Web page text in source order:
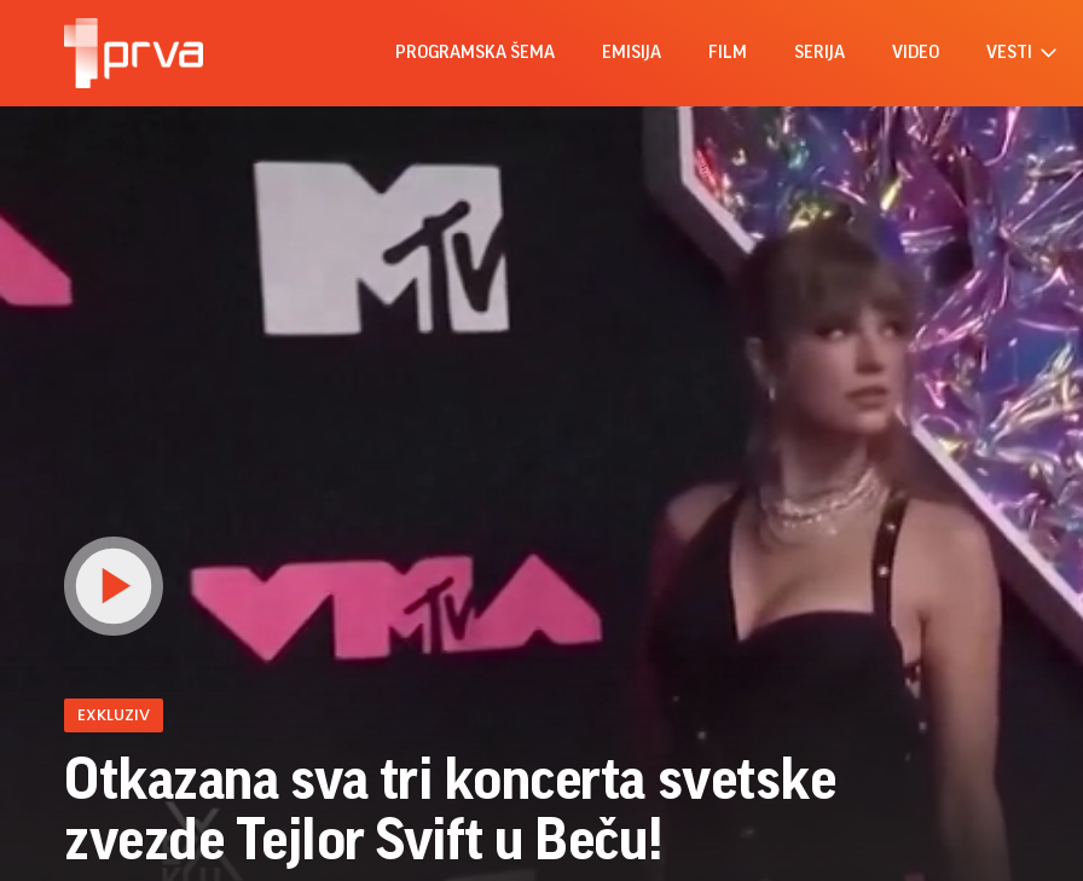
PROGRAMSKA ŠEMA EMISIJA FILM SERIJA VIDEO VESTI
EXKLUZIV
Otkazana sva tri koncerta svetske
zvezde Tejlor Svift u Beču!